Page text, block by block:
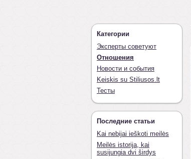
Категории
Эксперты советуют
Отношения
Новости и события
Keiskis su Stiliusos.lt
Тесты
Последние статьи
Kai nebijai ieškoti meilės
Meilės istorija, kai
susijungia dvi širdys